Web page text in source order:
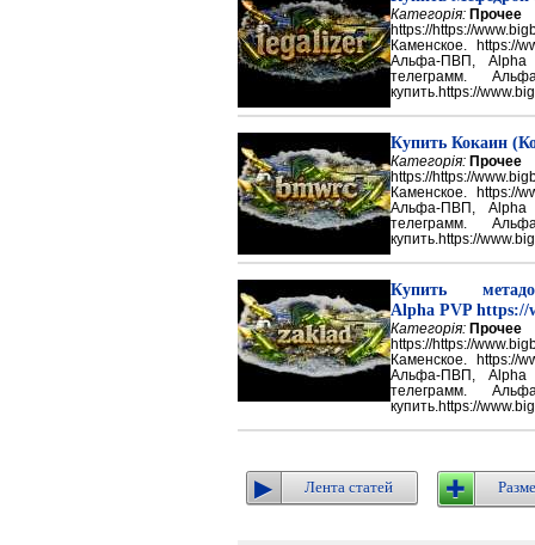
Категорія: Прочее
https://https://
Каменское. https://
Альфа-ПВП, Alpha
телеграмм.
купить.https://
Купить Кокаин
Категорія: Прочее
https://https://
Каменское. https://
Альфа-ПВП, Alpha
телеграмм.
купить.https://
Купить
Alpha PVP https://
Категорія: Прочее
https://https://
Каменское. https://
Альфа-ПВП, Alpha
телеграмм.
купить.https://
Лента статей